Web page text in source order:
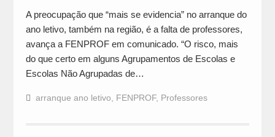
A preocupação que “mais se evidencia” no arranque do
ano letivo, também na região, é a falta de professores,
avança a FENPROF em comunicado. “O risco, mais
do que certo em alguns Agrupamentos de Escolas e
Escolas Não Agrupadas de…
arranque ano letivo, FENPROF, Professores